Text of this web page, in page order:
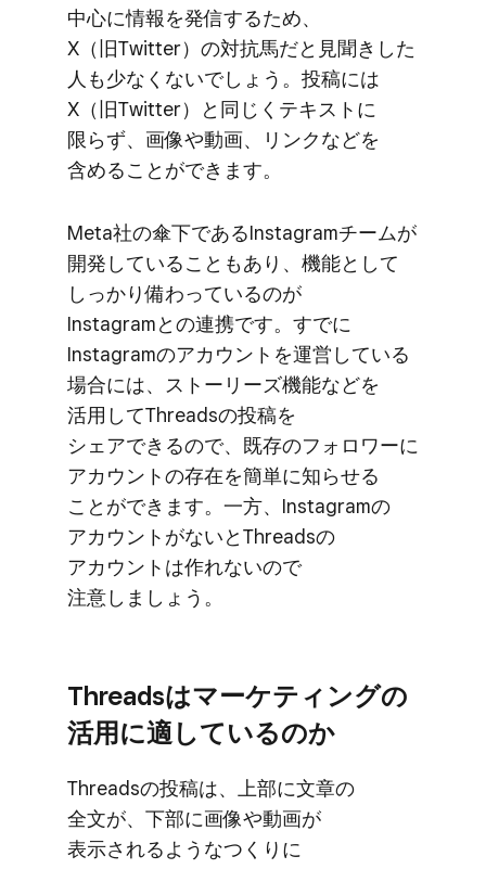
中心に​情報を​発信する​ため、​
X（旧Twitter）の​対抗馬だと​見聞きした​
人も​少なくないでしょう。​投稿には​
X（旧Twitter）と​同じく​テキストに​
限らず、​画像や​動画、​リンクなどを​
含める​ことができます。
Meta社の​傘下である​Instagramチームが​
開発している​ことも​あり、​機能と​して​
しっかり​備わっているのが​
Instagramとの​連携です。​すでに​
Instagramの​アカウントを​運営している​
場合には、​ストーリーズ機能などを​
活用して​Threadsの​投稿を​
シェアできるので、​既存の​フォロワーに​
アカウントの​存在を​簡単に​知らせる​
ことができます。​一方、​Instagramの​
アカウントが​ないと​Threadsの​
アカウントは​作れないので​
注意しましょう。
Threadsは​マーケティングの​
活用に​適しているのか
Threadsの​投稿は、​上部に​文章の​
全文が、​下部に​画像や​動画が​
表示されるような​つくりに​